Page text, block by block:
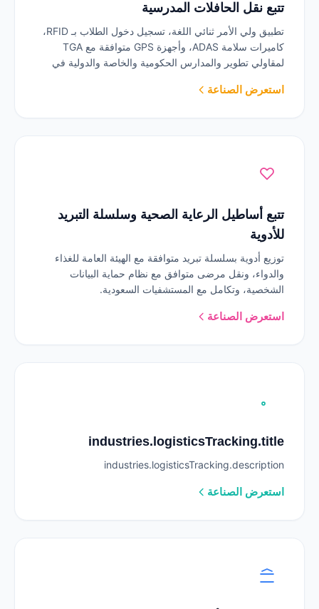
تتبع نقل الحافلات المدرسية
تطبيق ولي الأمر ثنائي اللغة، تسجيل دخول الطلاب بـ RFID،
كاميرات سلامة ADAS، وأجهزة GPS متوافقة مع TGA
لمقاولي تطوير والمدارس الحكومية والخاصة والدولية في
استعرض الصناعة
تتبع أساطيل الرعاية الصحية وسلسلة التبريد
للأدوية
توزيع أدوية بسلسلة تبريد متوافقة مع الهيئة العامة للغذاء
والدواء، ونقل مرضى متوافق مع نظام حماية البيانات
الشخصية، وتكامل مع المستشفيات السعودية.
استعرض الصناعة
industries.logisticsTracking.title
industries.logisticsTracking.description
استعرض الصناعة